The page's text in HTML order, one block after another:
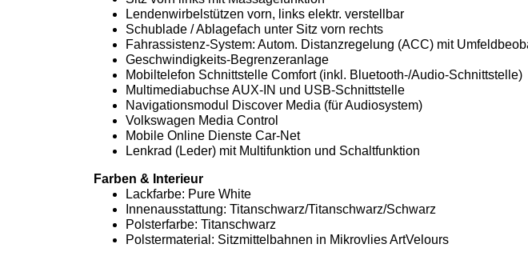
Lendenwirbelstützen vorn, links elektr. verstellbar
Schublade / Ablagefach unter Sitz vorn rechts
Fahrassistenz-System: Autom. Distanzregelung (ACC) mit
Geschwindigkeits-Begrenzeranlage
Mobiltelefon Schnittstelle Comfort (inkl. Bluetooth-/Audio-Schnittstelle)
Multimediabuchse AUX-IN und USB-Schnittstelle
Navigationsmodul Discover Media (für Audiosystem)
Volkswagen Media Control
Mobile Online Dienste Car-Net
Lenkrad (Leder) mit Multifunktion und Schaltfunktion
Farben & Interieur
Lackfarbe: Pure White
Innenausstattung: Titanschwarz/Titanschwarz/Schwarz
Polsterfarbe: Titanschwarz
Polstermaterial: Sitzmittelbahnen in Mikrovlies ArtVelours